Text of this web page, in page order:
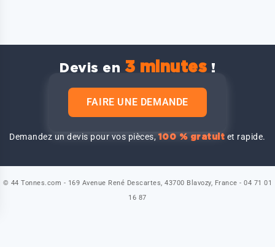
Devis en 3 minutes !
FAIRE UNE DEMANDE
Demandez un devis pour vos pièces,100 % gratuit et rapide.
© 44 Tonnes.com - 169 Avenue René Descartes, 43700 Blavozy, France - 04 71 01
16 87